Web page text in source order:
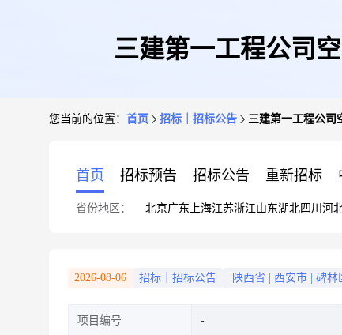
三建第一工程公司
您当前的位置： 首页 招标｜招标公告 三建第一工程公司
首页 招标预告 招标公告 重新招标
省份地区： 北京广东 上海江苏浙江山东湖北四川 河
2026-08-06 招标｜招标公告 陕西省 西安市 碑林
项目编号